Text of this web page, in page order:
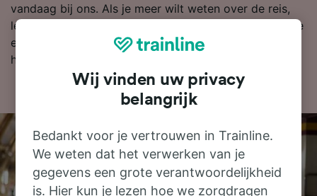
vandaag bij ons. Als je meer wilt weten over de reis,
lees dan verder voor dienstregelingen (zoals de eerste
en laatste treinen), veelgestelde vragen en tips voor
het boeken van goedkope treinkaartjes.
Wij vinden uw privacy
belangrijk
Bedankt voor je vertrouwen in Trainline.
We weten dat het verwerken van je
gegevens een grote verantwoordelijkheid
is. Hier kun je lezen hoe we zorgdragen